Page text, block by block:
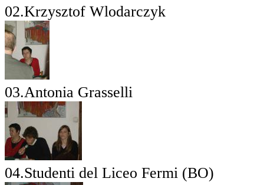
02.Krzysztof Wlodarczyk
03.Antonia Grasselli
04.Studenti del Liceo Fermi (BO)